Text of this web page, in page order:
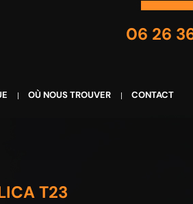
06 26
OÙ NOUS TROUVER CONTACT
T23